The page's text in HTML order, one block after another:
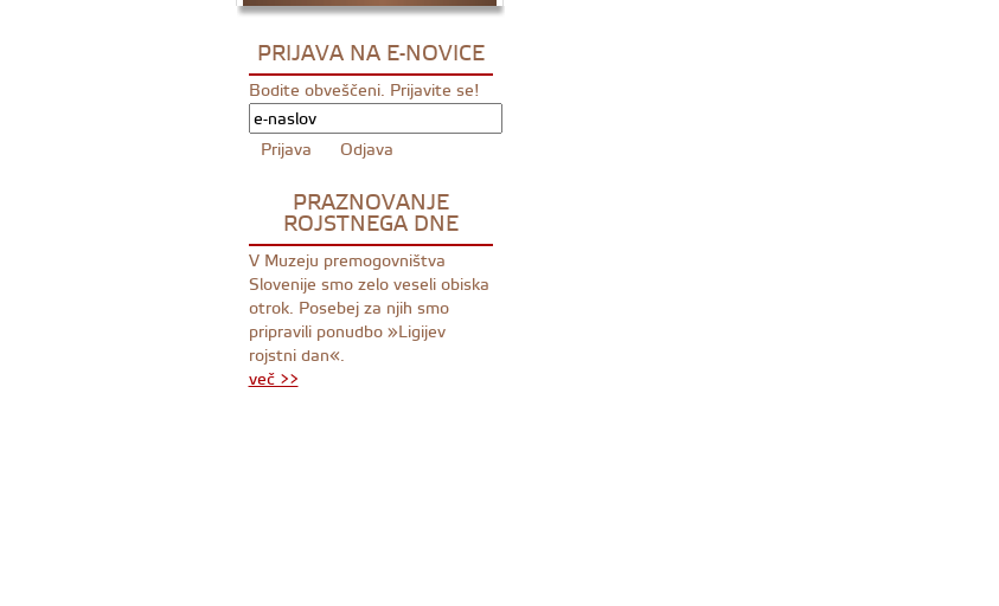
PRIJAVA NA E-NOVICE
Bodite obveščeni. Prijavite se!
PRAZNOVANJE
ROJSTNEGA DNE
V Muzeju premogovništva
Slovenije smo zelo veseli obiska
otrok. Posebej za njih smo
pripravili ponudbo »Ligijev
rojstni dan«.
več >>